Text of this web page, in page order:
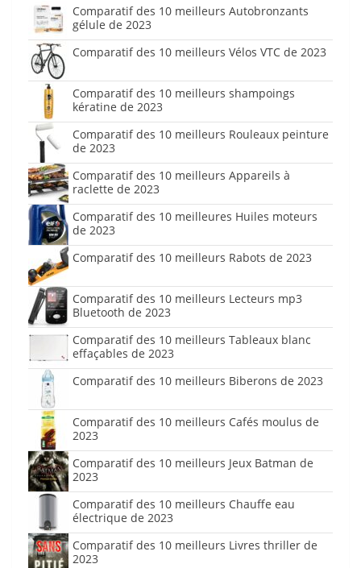
Comparatif des 10 meilleurs Autobronzants
gélule de 2023
Comparatif des 10 meilleurs Vélos VTC de 2023
Comparatif des 10 meilleurs shampoings
kératine de 2023
Comparatif des 10 meilleurs Rouleaux peinture
de 2023
Comparatif des 10 meilleurs Appareils à
raclette de 2023
Comparatif des 10 meilleures Huiles moteurs
de 2023
Comparatif des 10 meilleurs Rabots de 2023
Comparatif des 10 meilleurs Lecteurs mp3
Bluetooth de 2023
Comparatif des 10 meilleurs Tableaux blanc
effaçables de 2023
Comparatif des 10 meilleurs Biberons de 2023
Comparatif des 10 meilleurs Cafés moulus de
2023
Comparatif des 10 meilleurs Jeux Batman de
2023
Comparatif des 10 meilleurs Chauffe eau
électrique de 2023
Comparatif des 10 meilleurs Livres thriller de
2023